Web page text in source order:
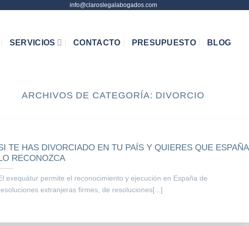
info@claroslegalabogados.com
SERVICIOS CONTACTO PRESUPUESTO BLOG
ARCHIVOS DE CATEGORÍA: DIVORCIO
TE HAS DIVORCIADO EN TU PAÍS Y QUIERES QUE ESPAÑA
LO RECONOZCA
exequátur permite el reconocimiento y ejecución en España de
extranjeras firmes, de resoluciones[...]